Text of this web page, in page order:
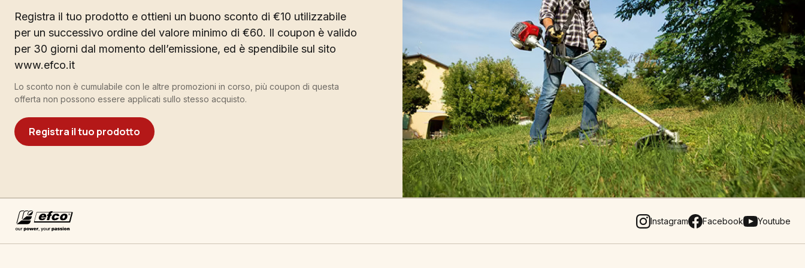
Registra il tuo prodotto e ottieni un buono sconto di €10 utilizzabile
per un successivo ordine del valore minimo di €60. Il coupon è valido
per 30 giorni dal momento dell’emissione, ed è spendibile sul sito
www.efco.it
Lo sconto non è cumulabile con le altre promozioni in corso, più coupon di questa
offerta non possono essere applicati sullo stesso acquisto.
Registra il tuo prodotto
Instagram Facebook Youtube